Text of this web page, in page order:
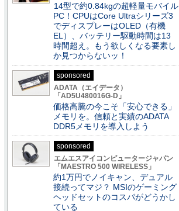
14型で約0.84kgの超軽量モバイル
PC！CPUはCore Ultraシリーズ3
でディスプレーはOLED（有機
EL）、バッテリー駆動時間は13
時間超え。もう欲しくなる要素し
か見つからないッ！
sponsored
ADATA（エイデータ）
「AD5U480016G-D」
価格高騰の今こそ「安心できる」
メモリを。信頼と実績のADATA
DDR5メモリを導入しよう
sponsored
エムエスアイコンピュータージャパン
「MAESTRO 500 WIRELESS」
約1万円でノイキャン、デュアル
接続ってマジ？ MSIのゲーミング
ヘッドセットのコスパがどうかし
ている